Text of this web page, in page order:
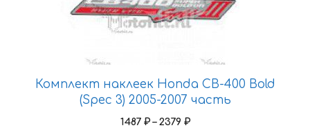
Комплект наклеек Honda CB-400 Bold
(Spec 3) 2005-2007 часть
1487 ₽ – 2379 ₽Диапазон
странице